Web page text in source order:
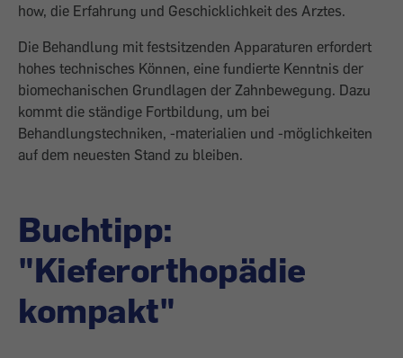
how, die Erfahrung und Geschicklichkeit des Arztes.
Die Behandlung mit festsitzenden Apparaturen erfordert
hohes technisches Können, eine fundierte Kenntnis der
biomechanischen Grundlagen der Zahnbewegung. Dazu
kommt die ständige Fortbildung, um bei
Behandlungstechniken, -materialien und -möglichkeiten
auf dem neuesten Stand zu bleiben.
Buchtipp:
"Kieferorthopädie
kompakt"